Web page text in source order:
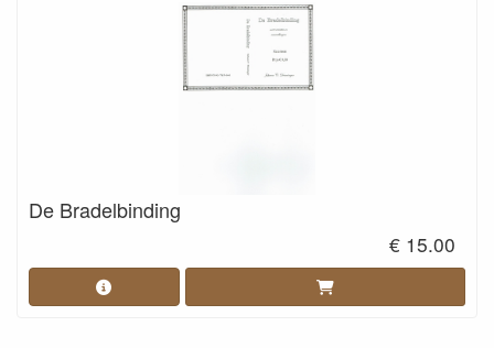
De Bradelbinding
€ 15.00